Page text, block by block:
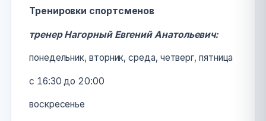
Тренировки спортсменов
тренер Нагорный Евгений Анатольевич:
понедельник, вторник, среда, четверг, пятница
с 16:30 до 20:00
воскресенье